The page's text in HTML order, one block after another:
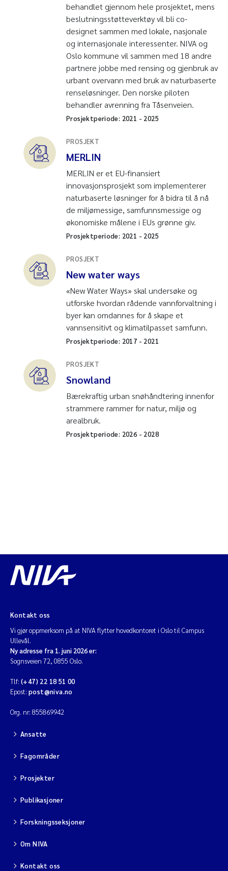
behandlet gjennom hele prosjektet, mens
beslutningsstøtteverktøy vil bli co-
designet sammen med lokale, nasjonale
og internasjonale interessenter. NIVA og
Oslo kommune vil sammen med 18 andre
partnere jobbe med rensing og gjenbruk av
urbant overvann med bruk av naturbaserte
renseløsninger. Den norske piloten
behandler avrenning fra Tåsenveien.
Prosjektperiode: 2021 - 2025
PROSJEKT
MERLIN
MERLIN er et EU-finansiert
innovasjonsprosjekt som implementerer
naturbaserte løsninger for å bidra til å nå
de miljømessige, samfunnsmessige og
økonomiske målene i EUs grønne giv.
Prosjektperiode: 2021 - 2025
PROSJEKT
New water ways
«New Water Ways» skal undersøke og
utforske hvordan rådende vannforvaltning i
byer kan omdannes for å skape et
vannsensitivt og klimatilpasset samfunn.
Prosjektperiode: 2017 - 2021
PROSJEKT
Snowland
Bærekraftig urban snøhåndtering innenfor
strammere rammer for natur, miljø og
arealbruk.
Prosjektperiode: 2026 - 2028
Kontakt oss
Vi gjør oppmerksom på at NIVA flytter hovedkontoret i Oslo til Campus
Ullevål.
Ny adresse fra 1. juni 2026 er:
Sognsveien 72, 0855 Oslo.
Tlf: (+47) 22 18 51 00
Epost: post@niva.no
Org. nr: 855869942
Ansatte
Fagområder
Prosjekter
Publikasjoner
Forskningsseksjoner
Om NIVA
Kontakt oss